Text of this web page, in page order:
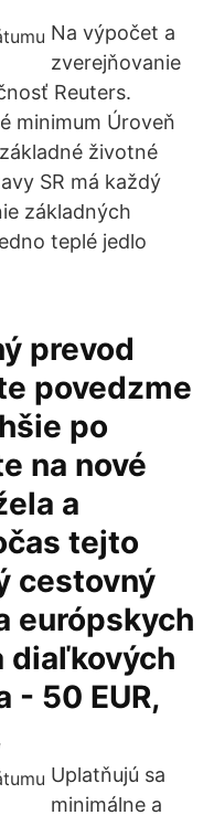
Na výpočet a
zverejňovanie
Reuters.
minimum Úroveň
životné
SR má každý
základných
teplé jedlo
prevod
povedzme
po
na nové
a
tejto
cestovný
európskych
diaľkových
- 50 EUR,
Uplatňujú sa
minimálne a